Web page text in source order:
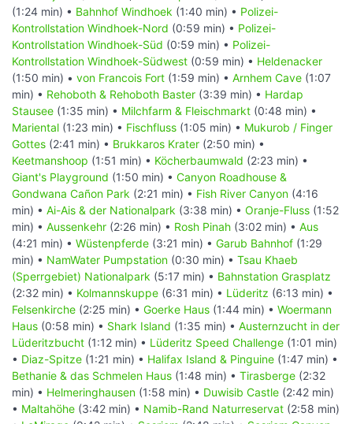
(1:24 min) • Bahnhof Windhoek (1:40 min) • Polizei-
Kontrollstation Windhoek-Nord (0:59 min) • Polizei-
Kontrollstation Windhoek-Süd (0:59 min) • Polizei-
Kontrollstation Windhoek-Südwest (0:59 min) • Heldenacker
(1:50 min) • von Francois Fort (1:59 min) • Arnhem Cave (1:07
min) • Rehoboth & Rehoboth Baster (3:39 min) • Hardap
Stausee (1:35 min) • Milchfarm & Fleischmarkt (0:48 min) •
Mariental (1:23 min) • Fischfluss (1:05 min) • Mukurob / Finger
Gottes (2:41 min) • Brukkaros Krater (2:50 min) •
Keetmanshoop (1:51 min) • Köcherbaumwald (2:23 min) •
Giant's Playground (1:50 min) • Canyon Roadhouse &
Gondwana Cañon Park (2:21 min) • Fish River Canyon (4:16
min) • Ai-Ais & der Nationalpark (3:38 min) • Oranje-Fluss (1:52
min) • Aussenkehr (2:26 min) • Rosh Pinah (3:02 min) • Aus
(4:21 min) • Wüstenpferde (3:21 min) • Garub Bahnhof (1:29
min) • NamWater Pumpstation (0:30 min) • Tsau Khaeb
(Sperrgebiet) Nationalpark (5:17 min) • Bahnstation Grasplatz
(2:32 min) • Kolmannskuppe (6:31 min) • Lüderitz (6:13 min) •
Felsenkirche (2:25 min) • Goerke Haus (1:44 min) • Woermann
Haus (0:58 min) • Shark Island (1:35 min) • Austernzucht in der
Lüderitzbucht (1:12 min) • Lüderitz Speed Challenge (1:01 min)
• Diaz-Spitze (1:21 min) • Halifax Island & Pinguine (1:47 min) •
Bethanie & das Schmelen Haus (1:48 min) • Tirasberge (2:32
min) • Helmeringhausen (1:58 min) • Duwisib Castle (2:42 min)
• Maltahöhe (3:42 min) • Namib-Rand Naturreservat (2:58 min)